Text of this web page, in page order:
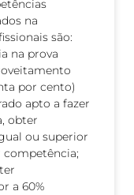
na
são:
na prova
por cento)
apto a fazer
obter
ou superior
competência;
a 60%